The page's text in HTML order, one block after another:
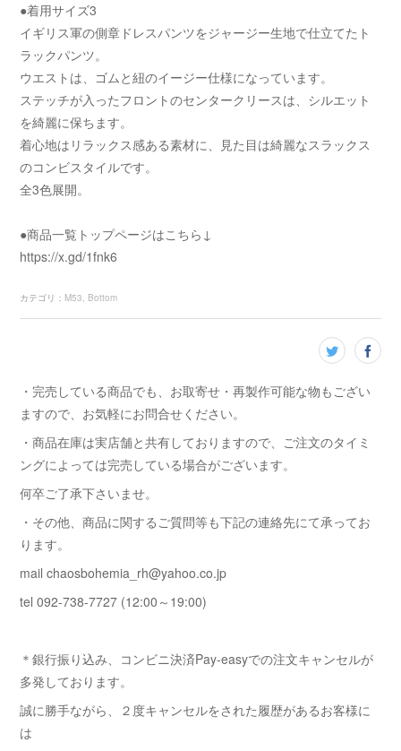
●着用サイズ3
イギリス軍の側章ドレスパンツをジャージー生地で仕立てたト
ラックパンツ。
ウエストは、ゴムと紐のイージー仕様になっています。
ステッチが入ったフロントのセンタークリースは、シルエット
を綺麗に保ちます。
着心地はリラックス感ある素材に、見た目は綺麗なスラックス
のコンビスタイルです。
全3色展開。
●商品一覧トップページはこちら↓
https://x.gd/1fnk6
カテゴリ ： M53 Bottom
・完売している商品でも、お取寄せ・再製作可能な物もござい
ますので、お気軽にお問合せください。
・商品在庫は実店舗と共有しておりますので、ご注文のタイミ
ングによっては完売している場合がございます。
何卒ご了承下さいませ。
・その他、商品に関するご質問等も下記の連絡先にて承ってお
ります。
mail chaosbohemia_rh@yahoo.co.jp
tel 092-738-7727 (12:00～19:00)
＊銀行振り込み、コンビニ決済Pay-easyでの注文キャンセルが
多発しております。
誠に勝手ながら、２度キャンセルをされた履歴があるお客様に
は